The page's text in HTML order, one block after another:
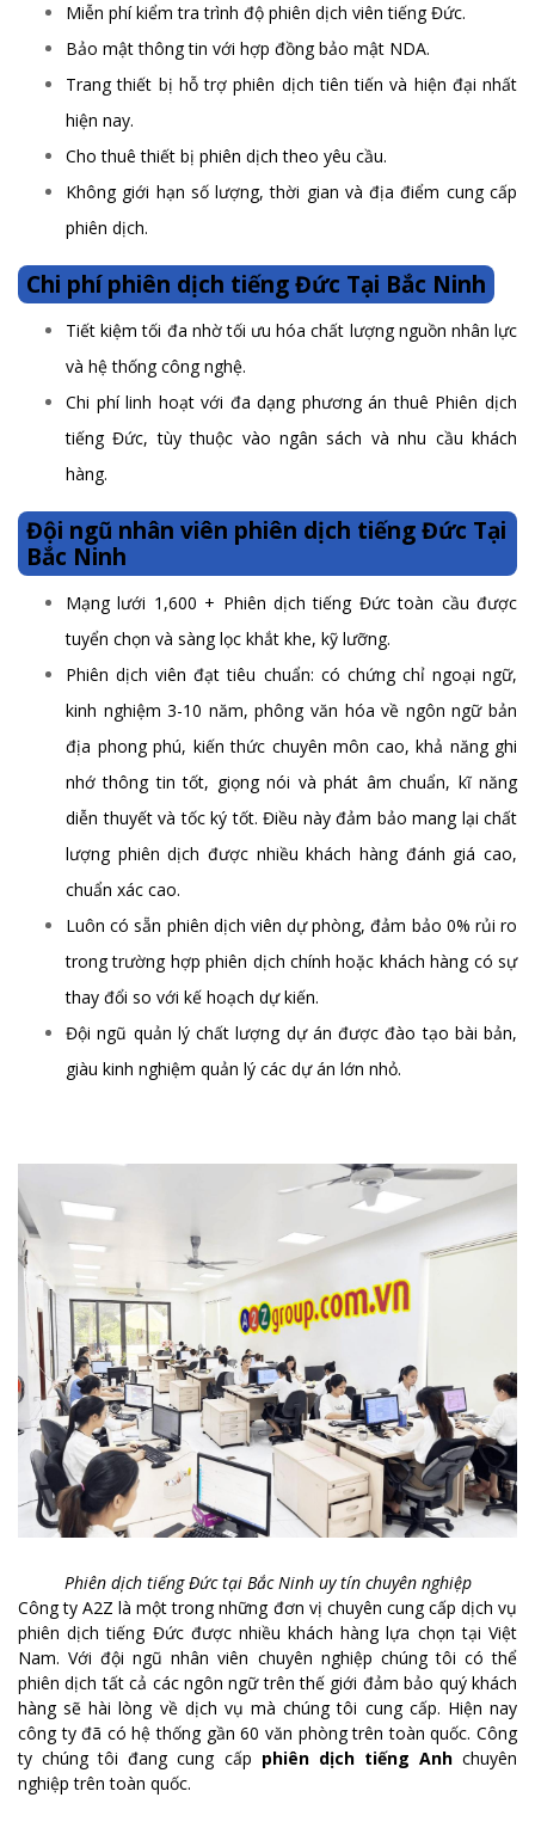
Miễn phí kiểm tra trình độ phiên dịch viên tiếng Đức.
Bảo mật thông tin với hợp đồng bảo mật NDA.
Trang thiết bị hỗ trợ phiên dịch tiên tiến và hiện đại nhất
hiện nay.
Cho thuê thiết bị phiên dịch theo yêu cầu.
Không giới hạn số lượng, thời gian và địa điểm cung cấp
phiên dịch.
Chi phí phiên dịch tiếng Đức Tại Bắc Ninh
Tiết kiệm tối đa nhờ tối ưu hóa chất lượng nguồn nhân lực
và hệ thống công nghệ.
Chi phí linh hoạt với đa dạng phương án thuê Phiên dịch
tiếng Đức, tùy thuộc vào ngân sách và nhu cầu khách
hàng.
Đội ngũ nhân viên phiên dịch tiếng Đức Tại
Bắc Ninh
Mạng lưới 1,600 + Phiên dịch tiếng Đức toàn cầu được
tuyển chọn và sàng lọc khắt khe, kỹ lưỡng.
Phiên dịch viên đạt tiêu chuẩn: có chứng chỉ ngoại ngữ,
kinh nghiệm 3-10 năm, phông văn hóa về ngôn ngữ bản
địa phong phú, kiến thức chuyên môn cao, khả năng ghi
nhớ thông tin tốt, giọng nói và phát âm chuẩn, kĩ năng
diễn thuyết và tốc ký tốt. Điều này đảm bảo mang lại chất
lượng phiên dịch được nhiều khách hàng đánh giá cao,
chuẩn xác cao.
Luôn có sẵn phiên dịch viên dự phòng, đảm bảo 0% rủi ro
trong trường hợp phiên dịch chính hoặc khách hàng có sự
thay đổi so với kế hoạch dự kiến.
Đội ngũ quản lý chất lượng dự án được đào tạo bài bản,
giàu kinh nghiệm quản lý các dự án lớn nhỏ.
Phiên dịch tiếng Đức tại Bắc Ninh uy tín chuyên nghiệp
Công ty A2Z là một trong những đơn vị chuyên cung cấp dịch vụ
phiên dịch tiếng Đức được nhiều khách hàng lựa chọn tại Việt
Nam. Với đội ngũ nhân viên chuyên nghiệp chúng tôi có thể
phiên dịch tất cả các ngôn ngữ trên thế giới đảm bảo quý khách
hàng sẽ hài lòng về dịch vụ mà chúng tôi cung cấp. Hiện nay
công ty đã có hệ thống gần 60 văn phòng trên toàn quốc. Công
ty chúng tôi đang cung cấp phiên dịch tiếng Anhchuyên
nghiệp trên toàn quốc.